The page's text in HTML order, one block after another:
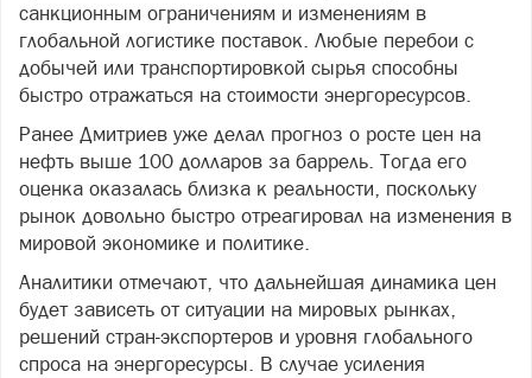
санкционным ограничениям и изменениям в
глобальной логистике поставок. Любые перебои с
добычей или транспортировкой сырья способны
быстро отражаться на стоимости энергоресурсов.
Ранее Дмитриев уже делал прогноз о росте цен на
нефть выше 100 долларов за баррель. Тогда его
оценка оказалась близка к реальности, поскольку
рынок довольно быстро отреагировал на изменения в
мировой экономике и политике.
Аналитики отмечают, что дальнейшая динамика цен
будет зависеть от ситуации на мировых рынках,
решений стран-экспортеров и уровня глобального
спроса на энергоресурсы. В случае усиления